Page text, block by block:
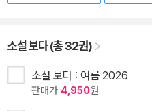
소설 보다 (총 32권)
소설 보다 : 여름 2026
판매가 4,950원